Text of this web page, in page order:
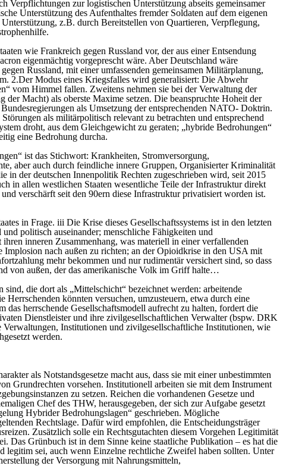
zur logistischen Unterstützung abseits gemeinsamer
Unterstützung des Aufenthaltes fremder Soldaten auf dem eigenen
z.B. durch Bereitstellen von Quartieren, Verpflegung,
wie Frankreich gegen Russland vor, der aus einer Entsendung
eigenmächtig vorgeprescht wäre. Aber Deutschland wäre
Russland, mit einer umfassenden gemeinsamen Militärplanung,
2.Der Modus eines Kriegsfalles wird generalisiert: Die Abwehr
vom Himmel fallen. Zweitens nehmen sie bei der Verwaltung der
Macht) als oberste Maxime setzen. Die beanspruchte Hoheit der
als Umsetzung der entsprechenden NATO- Doktrin.
als militärpolitisch relevant zu betrachten und entsprechend
droht, aus dem Gleichgewicht zu geraten; „hybride Bedrohungen“
eine Bedrohung durcha.
ist das Stichwort: Krankheiten, Stromversorgung,
aber auch durch feindliche innere Gruppen, Organisierter Kriminalität
in der deutschen Innenpolitik Rechten zugeschrieben wird, seit 2015
in allen westlichen Staaten wesentliche Teile der Infrastruktur direkt
verschärft seit den 90ern diese Infrastruktur privatisiert worden ist.
in Frage. iii Die Krise dieses Gesellschaftssystems ist in den letzten
politisch auseinander; menschliche Fähigkeiten und
inneren Zusammenhang, was materiell in einer verfallenden
Implosion nach außen zu richten; an der Opioidkrise in den USA mit
mehr bekommen und nur rudimentär versichert sind, so dass
von außen, der das amerikanische Volk im Griff halte…
die dort als „Mittelschicht“ bezeichnet werden: arbeitende
könnten versuchen, umzusteuern, etwa durch eine
herrschende Gesellschaftsmodell aufrecht zu halten, fordert die
Dienstleister und ihre zivilgesellschaftlichen Verwalter (bspw. DRK
Verwaltungen, Institutionen und zivilgesellschaftliche Institutionen, wie
werden.
als Notstandsgesetze macht aus, dass sie mit einer unbestimmten
Grundrechten vorsehen. Institutionell arbeiten sie mit dem Instrument
zu setzen. Reichen die vorhandenen Gesetze und
Chef des THW, herausgegeben, der sich zur Aufgabe gesetzt
Hybrider Bedrohungslagen“ geschrieben. Mögliche
Rechtslage. Dafür wird empfohlen, die Entscheidungsträger
Zusätzlich solle ein Rechtsgutachten diesem Vorgehen Legitimität
Das Grünbuch ist in dem Sinne keine staatliche Publikation – es hat die
legitim sei, auch wenn Einzelne rechtliche Zweifel haben sollten. Unter
der Versorgung mit Nahrungsmitteln,